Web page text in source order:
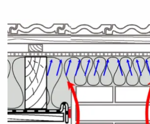
plēves
Celtniecības
aizsargplēves
Putekļu
membrāna
Iepakojuma
plēves
120mik